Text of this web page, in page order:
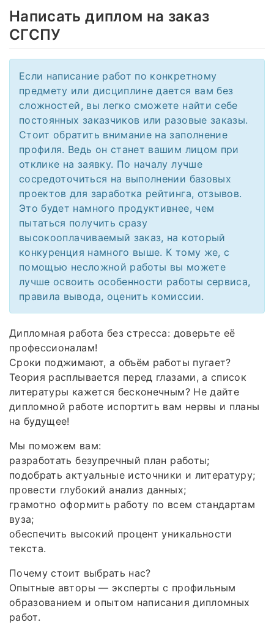
Написать диплом на заказ
СГСПУ
Если написание работ по конкретному
предмету или дисциплине дается вам без
сложностей, вы легко сможете найти себе
постоянных заказчиков или разовые заказы.
Стоит обратить внимание на заполнение
профиля. Ведь он станет вашим лицом при
отклике на заявку. По началу лучше
сосредоточиться на выполнении базовых
проектов для заработка рейтинга, отзывов.
Это будет намного продуктивнее, чем
пытаться получить сразу
высокооплачиваемый заказ, на который
конкуренция намного выше. К тому же, с
помощью несложной работы вы можете
лучше освоить особенности работы сервиса,
правила вывода, оценить комиссии.
Дипломная работа без стресса: доверьте её
профессионалам!
Сроки поджимают, а объём работы пугает?
Теория расплывается перед глазами, а список
литературы кажется бесконечным? Не дайте
дипломной работе испортить вам нервы и планы
на будущее!
Мы поможем вам:
разработать безупречный план работы;
подобрать актуальные источники и литературу;
провести глубокий анализ данных;
грамотно оформить работу по всем стандартам
вуза;
обеспечить высокий процент уникальности
текста.
Почему стоит выбрать нас?
Опытные авторы — эксперты с профильным
образованием и опытом написания дипломных
работ.